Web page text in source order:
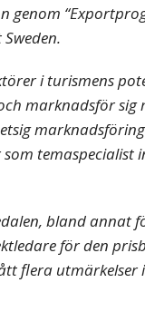
genom
i turismens
marknadsför
temaspecialist
bland annat
för den
flera utmärkelser i